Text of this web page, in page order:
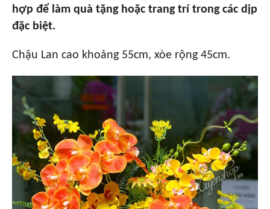
hợp để làm quà tặng hoặc trang trí trong các dịp
đặc biệt.
Chậu Lan cao khoảng 55cm, xòe rộng 45cm.